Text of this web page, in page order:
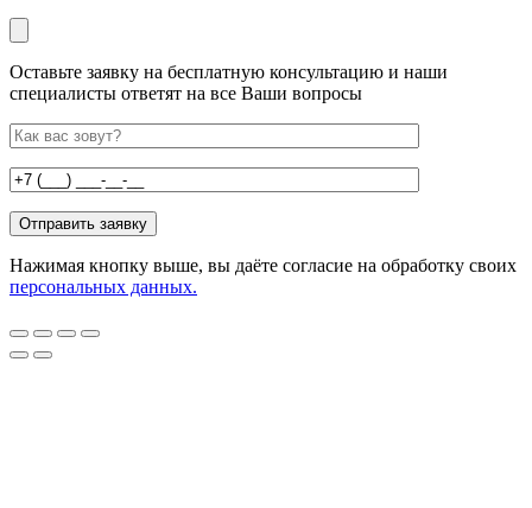
Оставьте заявку на бесплатную консультацию и наши
специалисты ответят на все Ваши вопросы
Нажимая кнопку выше, вы даёте согласие на обработку своих
персональных данных.